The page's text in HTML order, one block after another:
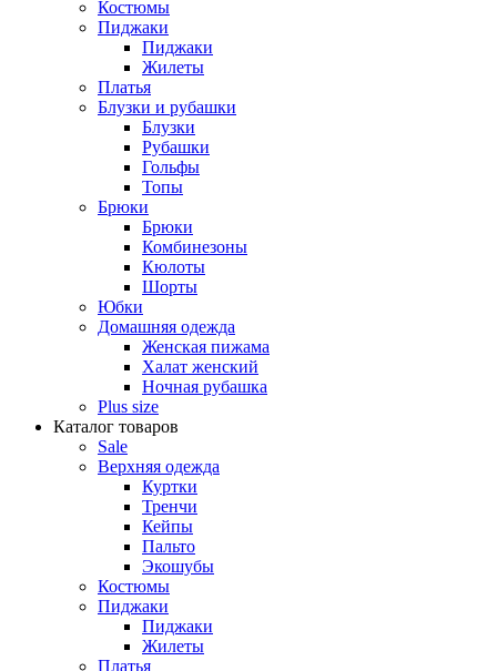
Костюмы
Пиджаки
Пиджаки
Жилеты
Платья
Блузки и рубашки
Блузки
Рубашки
Гольфы
Топы
Брюки
Брюки
Комбинезоны
Кюлоты
Шорты
Юбки
Домашняя одежда
Женская пижама
Халат женский
Ночная рубашка
Plus size
Каталог товаров
Sale
Верхняя одежда
Куртки
Тренчи
Кейпы
Пальто
Экошубы
Костюмы
Пиджаки
Пиджаки
Жилеты
Платья